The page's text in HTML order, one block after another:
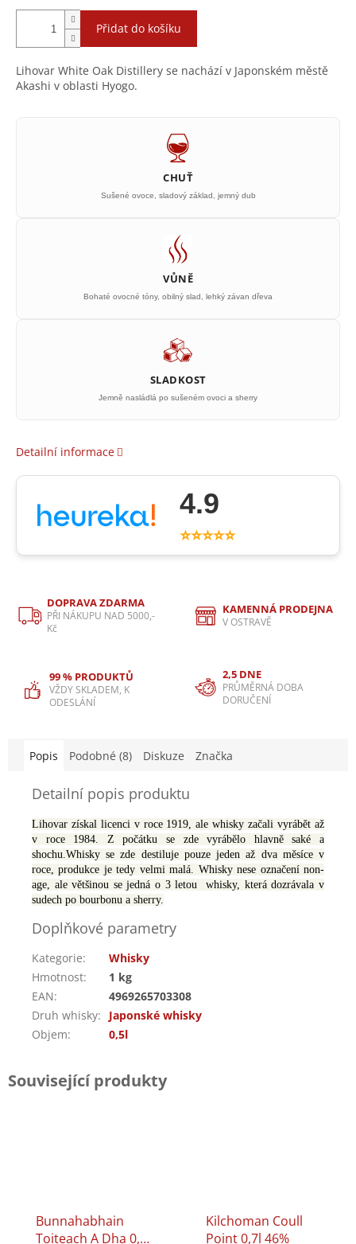
Přidat do košíku
Lihovar White Oak Distillery se nachází v Japonském městě
Akashi v oblasti Hyogo.
CHUŤ
Sušené ovoce, sladový základ, jemný dub
VŮNĚ
Bohaté ovocné tóny, obilný slad, lehký závan dřeva
SLADKOST
Jemně nasládlá po sušeném ovoci a sherry
Detailní informace
4.9
⭐⭐⭐⭐⭐
DOPRAVA ZDARMA
PŘI NÁKUPU NAD 5000,-
Kč
KAMENNÁ PRODEJNA
V OSTRAVĚ
99 % PRODUKTŮ
VŽDY SKLADEM, K
ODESLÁNÍ
2,5 DNE
PRŮMĚRNÁ DOBA
DORUČENÍ
Popis Podobné (8) Diskuze Značka
Detailní popis produktu
Lihovar získal licenci v roce 1919, ale whisky začali vyrábět až
v roce 1984. Z počátku se zde vyrábělo hlavně saké a
shochu.Whisky se zde destiluje pouze jeden až dva měsíce v
roce, produkce je tedy velmi malá. Whisky nese označení non-
age, ale většinou se jedná o 3 letou whisky, která dozrávala v
sudech po bourbonu a sherry.
Doplňkové parametry
Kategorie:
Whisky
Hmotnost:
1 kg
EAN:
4969265703308
Druh whisky:
Japonské whisky
Objem: 0,5l
Související produkty
Bunnahabhain
Toiteach A Dha 0,7l
Kilchoman Coull
Point 0,7l 46%